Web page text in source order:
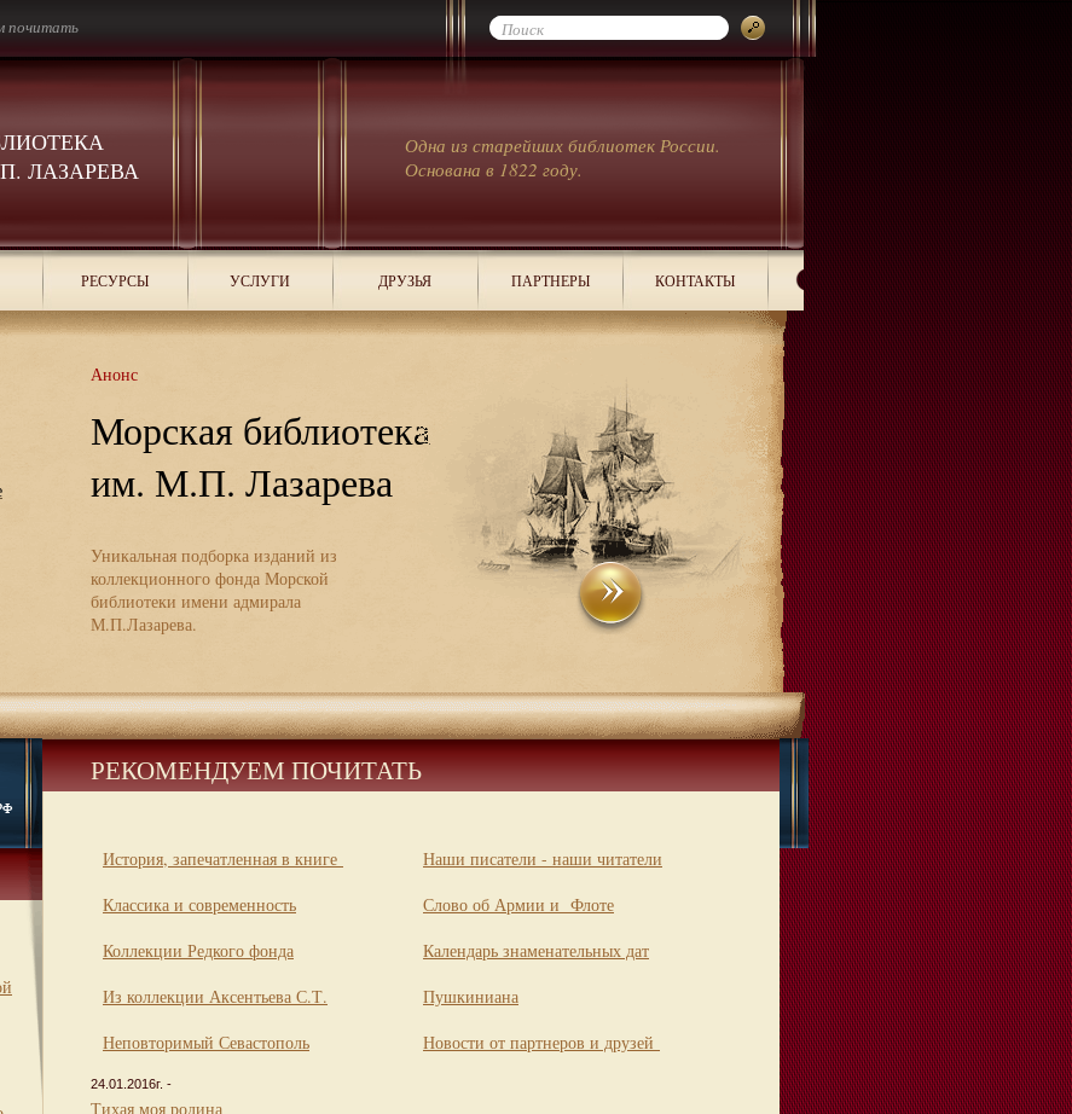
ЛАЗАРЕВА
Одна из старейших библиотек России.
Основана в 1822 году.
почитать
РЕСУРСЫ УСЛУГИ ДРУЗЬЯ ПАРТНЕРЫ КОНТАКТЫ
Анонс
Морская библиотека
им. М.П. Лазарева
Уникальная подборка изданий из
коллекционного фонда Морской
библиотеки имени адмирала
М.П.Лазарева.
РЕКОМЕНДУЕМ ПОЧИТАТЬ
История, запечатленная в книге
Классика и современность
Коллекции Редкого фонда
Из коллекции Аксентьева С.Т.
Неповторимый Севастополь
Наши писатели - наши читатели
Слово об Армии и Флоте
Календарь знаменательных дат
Пушкиниана
Новости от партнеров и друзей
24.01.2016г. -
Тихая моя родина